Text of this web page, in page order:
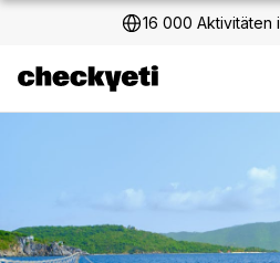
16 000 Aktivitäten